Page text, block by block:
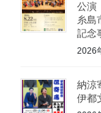
公
糸島
記念
2026
納涼
伊都